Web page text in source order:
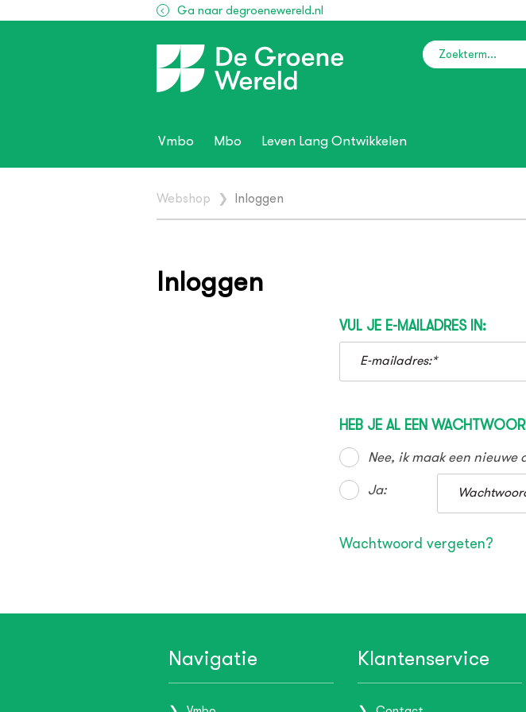
Ga naar degroenewereld.nl
Vmbo Mbo Leven Lang Ontwikkelen
Webshop ❯ Inloggen
Inloggen
VUL JE E-MAILADRES IN:
E-mailadres:*
HEB JE AL EEN
Nee, ik maak een nieuwe
Ja:
Wachtwoord vergeten?
Navigatie Klantenservice